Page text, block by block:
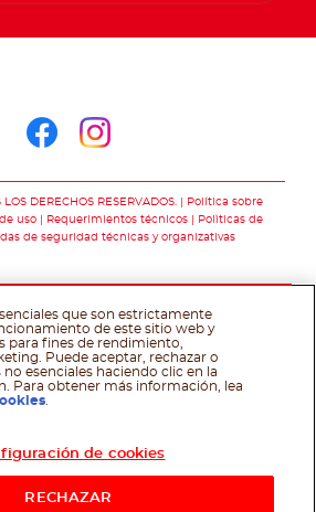
DERECHOS RESERVADOS.
Política sobre
uso Requerimientos técnicos
Polìticas de
de seguridad técnicas y organizativas
que son estrictamente
de este sitio web y
para fines de rendimiento,
Puede aceptar, rechazar o
esenciales haciendo clic en la
Para obtener más información, lea
de cookies
RECHAZAR